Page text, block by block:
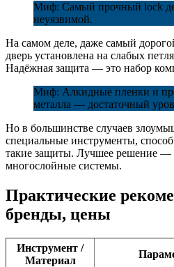
Миф: Самый прочный lock
неуязвимой.
На самом деле, даже самый
дверь установлена на слабых
Надёжная защита — это набор
Миф: Алкидные пленки и
металла — достаточный
Но в большинстве случаев
специальные инструменты,
такие защиты. Лучшее решение —
многослойные системы.
Практические
бренды, цены
Инструмент /
Материал